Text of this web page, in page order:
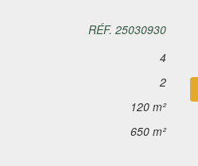
RÉF. 25030930
4
2
120 m²
650 m²